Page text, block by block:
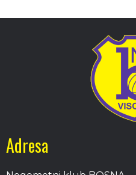
Adresa